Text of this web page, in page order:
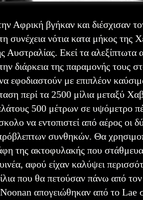
Αφρική βγήκαν και διέσχισαν
συνέχεια νότια κατα μήκος
Αυστραλίας. Εκεί τα
διάρκεια της παραμονής τους
εφοδιαστούν με επιπλέον
περί τα 2500 μίλια μεταξύ
500 μέτρων σε υψόμετρο
να εντοπιστεί από αέρος οι
συνθηκών. Θα
της ακτοφυλακής που
αφού είχαν καλύψει
που θα πετούσαν πάνω από τον
απογειώθηκαν από το Lae